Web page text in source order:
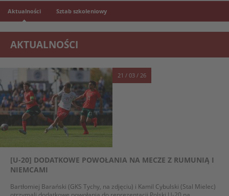
Aktualności Sztab szkoleniowy
AKTUALNOŚCI
21 / 03 / 26
[U-20] DODATKOWE POWOŁANIA NA MECZE Z RUMUNIĄ I
NIEMCAMI
Bartłomiej Barański (GKS Tychy, na zdjęciu) i Kamil Cybulski (Stal Mielec)